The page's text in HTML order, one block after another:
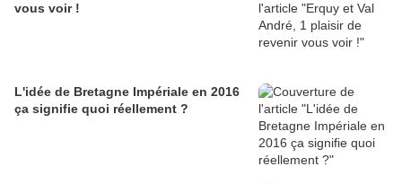
vous voir !
L'idée de Bretagne Impériale en 2016
ça signifie quoi réellement ?